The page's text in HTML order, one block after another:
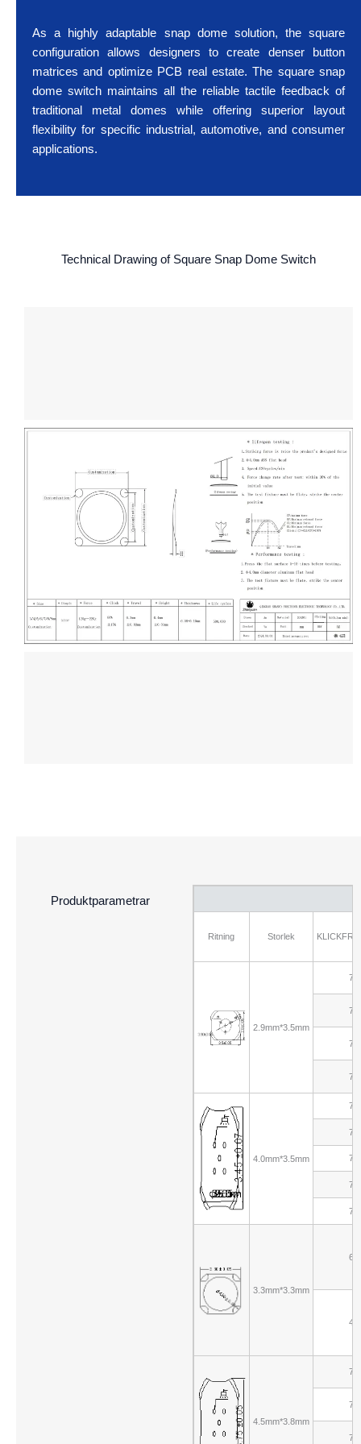
As a highly adaptable snap dome solution, the square
configuration allows designers to create denser button
matrices and optimize PCB real estate. The square snap
dome switch maintains all the reliable tactile feedback of
traditional metal domes while offering superior layout
flexibility for specific industrial, automotive, and consumer
applications.
Technical Drawing of Square Snap Dome Switch
Få gratis
ritningsdesign
Produktparametrar
Ritning Storlek
2.9mm*3.5mm
4.0mm*3.5mm
3.3mm*3.3mm
4.5mm*3.8mm